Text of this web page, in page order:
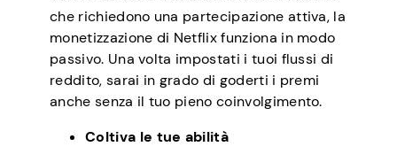
che richiedono una partecipazione attiva, la
monetizzazione di Netflix funziona in modo
passivo. Una volta impostati i tuoi flussi di
reddito, sarai in grado di goderti i premi
anche senza il tuo pieno coinvolgimento.
Coltiva le tue abilità